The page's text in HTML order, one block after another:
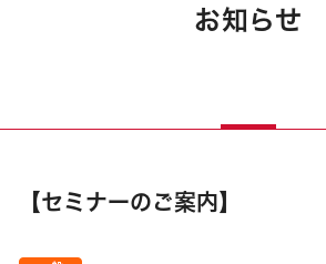
お知らせ
【セミナーのご案内】